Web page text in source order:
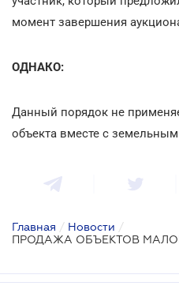
момент завершения
ОДНАКО:
Данный порядок не
объекта вместе с
Главная / Новости /